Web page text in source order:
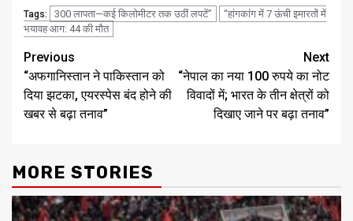
Tags: 300 लापता—कई किलोमीटर तक उठीं लपटें”
“हांगकांग में 7 ऊंची इमारतों में
भयावह आग: 44 की मौत
Post
navigation
Previous
“अफगानिस्तान ने पाकिस्तान को
दिया झटका, एयरस्पेस बंद होने की
खबर से बढ़ा तनाव”
Next
“नेपाल का नया 100 रुपये का नोट
विवादों में; भारत के तीन क्षेत्रों को
दिखाए जाने पर बढ़ा तनाव”
MORE STORIES